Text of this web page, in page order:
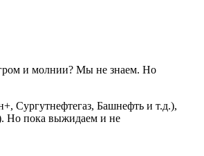
гром и молнии? Мы не знаем. Но
Башнефть и т.д.),
Но пока выжидаем и не